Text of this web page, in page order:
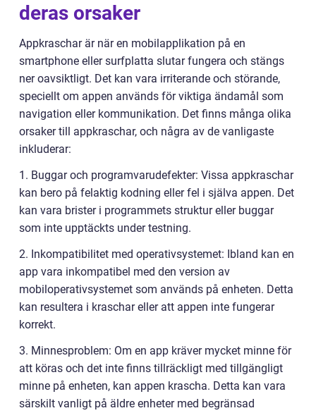
deras orsaker
Appkraschar är när en mobilapplikation på en
smartphone eller surfplatta slutar fungera och stängs
ner oavsiktligt. Det kan vara irriterande och störande,
speciellt om appen används för viktiga ändamål som
navigation eller kommunikation. Det finns många olika
orsaker till appkraschar, och några av de vanligaste
inkluderar:
1. Buggar och programvarudefekter: Vissa appkraschar
kan bero på felaktig kodning eller fel i själva appen. Det
kan vara brister i programmets struktur eller buggar
som inte upptäckts under testning.
2. Inkompatibilitet med operativsystemet: Ibland kan en
app vara inkompatibel med den version av
mobiloperativsystemet som används på enheten. Detta
kan resultera i kraschar eller att appen inte fungerar
korrekt.
3. Minnesproblem: Om en app kräver mycket minne för
att köras och det inte finns tillräckligt med tillgängligt
minne på enheten, kan appen krascha. Detta kan vara
särskilt vanligt på äldre enheter med begränsad